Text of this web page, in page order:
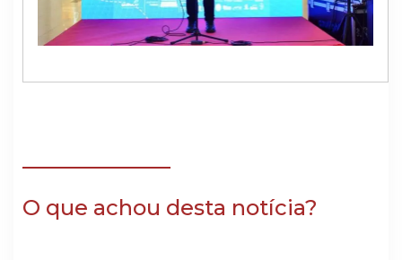
O que achou desta notícia?